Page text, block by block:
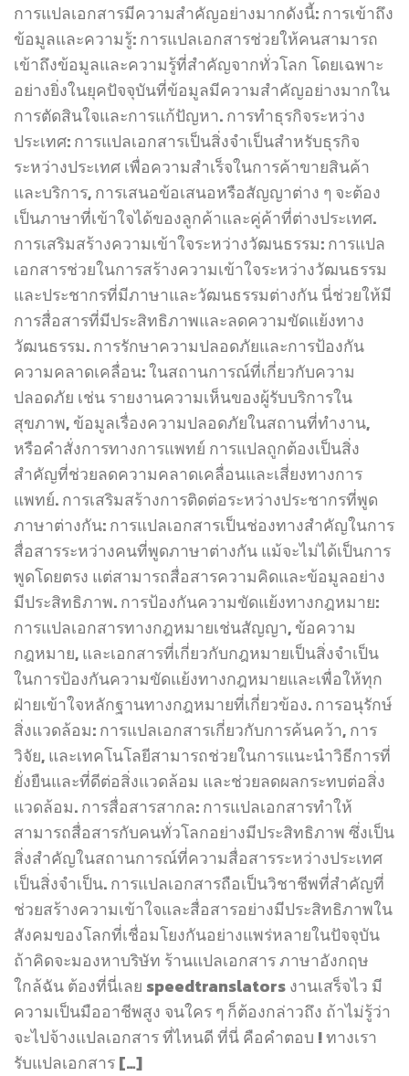
การแปลเอกสารมีความสำคัญอย่างมากดังนี้: การเข้าถึง
ข้อมูลและความรู้: การแปลเอกสารช่วยให้คนสามารถ
เข้าถึงข้อมูลและความรู้ที่สำคัญจากทั่วโลก โดยเฉพาะ
อย่างยิ่งในยุคปัจจุบันที่ข้อมูลมีความสำคัญอย่างมากใน
การตัดสินใจและการแก้ปัญหา. การทำธุรกิจระหว่าง
ประเทศ: การแปลเอกสารเป็นสิ่งจำเป็นสำหรับธุรกิจ
ระหว่างประเทศ เพื่อความสำเร็จในการค้าขายสินค้า
และบริการ, การเสนอข้อเสนอหรือสัญญาต่าง ๆ จะต้อง
เป็นภาษาที่เข้าใจได้ของลูกค้าและคู่ค้าที่ต่างประเทศ.
การเสริมสร้างความเข้าใจระหว่างวัฒนธรรม: การแปล
เอกสารช่วยในการสร้างความเข้าใจระหว่างวัฒนธรรม
และประชากรที่มีภาษาและวัฒนธรรมต่างกัน นี่ช่วยให้มี
การสื่อสารที่มีประสิทธิภาพและลดความขัดแย้งทาง
วัฒนธรรม. การรักษาความปลอดภัยและการป้องกัน
ความคลาดเคลื่อน: ในสถานการณ์ที่เกี่ยวกับความ
ปลอดภัย เช่น รายงานความเห็นของผู้รับบริการใน
สุขภาพ, ข้อมูลเรื่องความปลอดภัยในสถานที่ทำงาน,
หรือคำสั่งการทางการแพทย์ การแปลถูกต้องเป็นสิ่ง
สำคัญที่ช่วยลดความคลาดเคลื่อนและเสี่ยงทางการ
แพทย์. การเสริมสร้างการติดต่อระหว่างประชากรที่พูด
ภาษาต่างกัน: การแปลเอกสารเป็นช่องทางสำคัญในการ
สื่อสารระหว่างคนที่พูดภาษาต่างกัน แม้จะไม่ได้เป็นการ
พูดโดยตรง แต่สามารถสื่อสารความคิดและข้อมูลอย่าง
มีประสิทธิภาพ. การป้องกันความขัดแย้งทางกฎหมาย:
การแปลเอกสารทางกฎหมายเช่นสัญญา, ข้อความ
กฎหมาย, และเอกสารที่เกี่ยวกับกฎหมายเป็นสิ่งจำเป็น
ในการป้องกันความขัดแย้งทางกฎหมายและเพื่อให้ทุก
ฝ่ายเข้าใจหลักฐานทางกฎหมายที่เกี่ยวข้อง. การอนุรักษ์
สิ่งแวดล้อม: การแปลเอกสารเกี่ยวกับการค้นคว้า, การ
วิจัย, และเทคโนโลยีสามารถช่วยในการแนะนำวิธีการที่
ยั่งยืนและที่ดีต่อสิ่งแวดล้อม และช่วยลดผลกระทบต่อสิ่ง
แวดล้อม. การสื่อสารสากล: การแปลเอกสารทำให้
สามารถสื่อสารกับคนทั่วโลกอย่างมีประสิทธิภาพ ซึ่งเป็น
สิ่งสำคัญในสถานการณ์ที่ความสื่อสารระหว่างประเทศ
เป็นสิ่งจำเป็น. การแปลเอกสารถือเป็นวิชาชีพที่สำคัญที่
ช่วยสร้างความเข้าใจและสื่อสารอย่างมีประสิทธิภาพใน
สังคมของโลกที่เชื่อมโยงกันอย่างแพร่หลายในปัจจุบัน
ถ้าคิดจะมองหาบริษัท ร้านแปลเอกสาร ภาษาอังกฤษ
ใกล้ฉัน ต้องที่นี่เลย speedtranslators งานเสร็จไว มี
ความเป็นมืออาชีพสูง จนใคร ๆ ก็ต้องกล่าวถึง ถ้าไม่รู้ว่า
จะไปจ้างแปลเอกสาร ที่ไหนดี ที่นี่ คือคำตอบ ! ทางเรา
รับแปลเอกสาร […]